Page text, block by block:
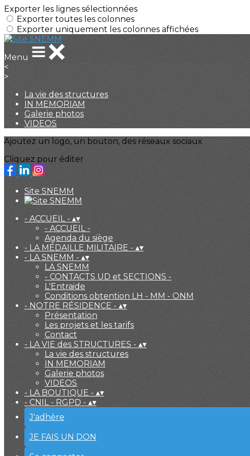
Exporter les lignes sélectionnées
Exporter toutes les colonnes
Exporter uniquement les colonnes affichées
Menu
<
>
La vie des structures
IN MEMORIAM
Galerie photos
VIDEOS
Ajoutez un logo, un bouton, des réseaux sociaux
Cliquez pour éditer
Site SNEMM
- ACCUEIL - ▴▾
- ACCUEIL -
Agenda du siège
- LA MÉDAILLE MILITAIRE - ▴▾
- LA SNEMM - ▴▾
LA SNEMM
- CONTACTS UD et SECTIONS -
L'Entraide
Conditions obtention LH - MM - ONM
- NOTRE RÉSIDENCE - ▴▾
Présentation
Les projets et les tarifs
Contact
- LA VIE des STRUCTURES - ▴▾
La vie des structures
IN MEMORIAM
Galerie photos
VIDEOS
- LA BOUTIQUE - ▴▾
- CNIL - RGPD - ▴▾
J'adhère
JE FAIS UN DON